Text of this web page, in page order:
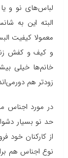
لباس‌های نو و
البته این به
معمولا کیفیت
و کیف و کفش
خانم‌ها خیلی
زودتر هم
در مورد اجناس
حد نو بسیار
از کارکنان خود
نوع اجناس هم